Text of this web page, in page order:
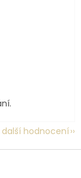
další hodnocení